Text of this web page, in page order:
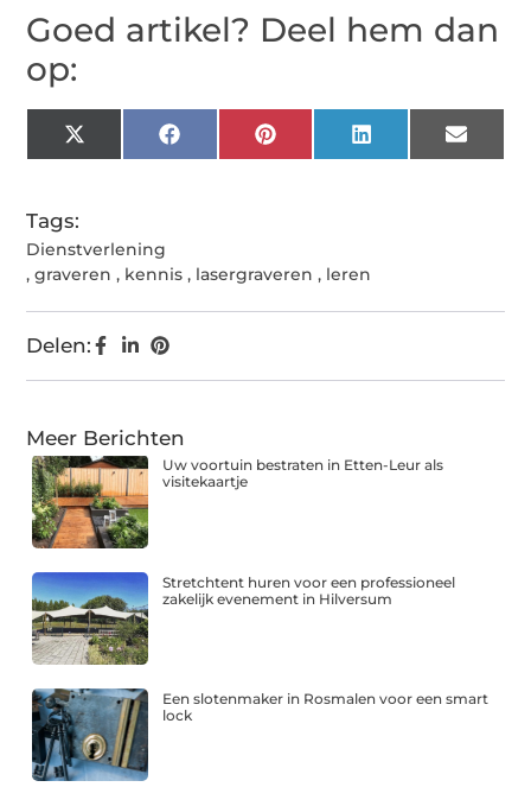
Goed artikel? Deel hem dan
op:
X
(Twitter)
FacebookPinterestLinkedIn Email
Tags:
Dienstverlening
,graveren , kennis , lasergraveren , leren
Delen:
Meer Berichten
Uw voortuin bestraten in Etten-Leur als
visitekaartje
Stretchtent huren voor een professioneel
zakelijk evenement in Hilversum
Een slotenmaker in Rosmalen voor een smart
lock